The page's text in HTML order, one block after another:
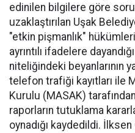
edinilen bilgilere göre
uzaklaştırılan Uşak
"etkin pişmanlık"
ayrıntılı ifadelere
niteliğindeki beyanlarının
telefon trafiği kayıtları ile
Kurulu (MASAK)
raporların tutuklama
oynadığı kaydedildi.